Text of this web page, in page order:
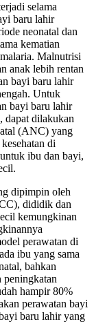
selama
baru lahir
neonatal dan
kematian
Malnutrisi
anak lebih rentan
bayi baru lahir
Untuk
bayi baru lahir
dapat dilakukan
(ANC) yang
di
ibu dan bayi,
dipimpin oleh
dididik dan
kemungkinan
perawatan di
ibu yang sama
bahkan
peningkatan
hampir 80%
perawatan bayi
baru lahir yang